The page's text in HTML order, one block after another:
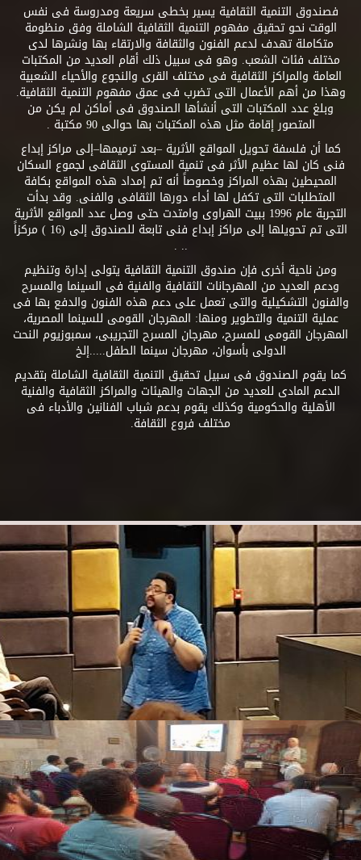
فصندوق التنمية الثقافية يسير بخطى سريعة ومدروسة فى نفس
الوقت نحو تحقيق مفهوم التنمية الثقافية الشاملة وفق منظومة
متكاملة تهدف لدعم الفنون والثقافة والارتقاء بها ونشرها لدى
مختلف فئات الشعب. وهو فى سبيل ذلك أقام العديد من المكتبات
العامة والمراكز الثقافية فى مختلف القرى والنجوع والأحياء الشعبية
وهذا من أهم الأعمال التى تضرب فى عمق مفهوم التنمية الثقافية.
وبلغ عدد المكتبات التى أنشأها الصندوق فى أماكن لم يكن من
المتصور إقامة مثل هذه المكتبات بها حوالى 90 مكتبة .
كما أن فلسفة تحويل المواقع الأثرية –بعد ترميمها–إلى مراكز إبداع
فنى كان لها عظيم الأثر فى تنمية المستوى الثقافى لجموع السكان
المحيطين بهذه المراكز وخصوصاً أنه تم إمداد هذه المواقع بكافة
المتطلبات التى تكفل لها أداء دورها الثقافى والفنى. وقد بدأت
التجربة عام 1996 ببيت الهراوى وامتدت حتى وصل عدد المواقع الأثرية
التى تم تحويلها إلى مراكز إبداع فنى تابعة للصندوق إلى (16 ) مركزاً
.. .
ومن ناحية أخرى فإن صندوق التنمية الثقافية يتولى إدارة وتنظيم
ودعم العديد من المهرجانات الثقافية والفنية فى السينما والمسرح
والفنون التشكيلية والتى تعمل على دعم هذه الفنون والدفع بها فى
عملية التنمية والتطوير ومنها: المهرجان القومى للسينما المصرية،
المهرجان القومى للمسرح، مهرجان المسرح التجريبى، سمبوزيوم النحت
الدولى بأسوان، مهرجان سينما الطفل.....إلخ
كما يقوم الصندوق فى سبيل تحقيق التنمية الثقافية الشاملة بتقديم
الدعم المادى للعديد من الجهات والهيئات والمراكز الثقافية والفنية
الأهلية والحكومية وكذلك يقوم بدعم شباب الفنانين والأدباء فى
مختلف فروع الثقافة.